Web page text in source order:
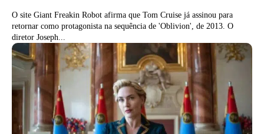
O site Giant Freakin Robot afirma que Tom Cruise já assinou para
retornar como protagonista na sequência de 'Oblivion', de 2013. O
diretor Joseph...